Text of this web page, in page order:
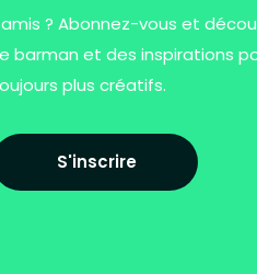
? Abonnez-vous et
barman et des inspirations
plus créatifs.
S'inscrire